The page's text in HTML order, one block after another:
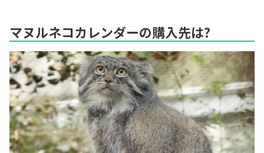
マヌルネコカレンダーの購入先は?